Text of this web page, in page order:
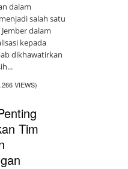
dalam
salah satu
dalam
kepada
dikhawatirkan
VIEWS)
Tim